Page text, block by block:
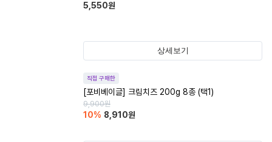
5,550원
상세보기
직접 구매한
[포비베이글] 크림치즈 200g 8종 (택1)
9,900원
10% 8,910원